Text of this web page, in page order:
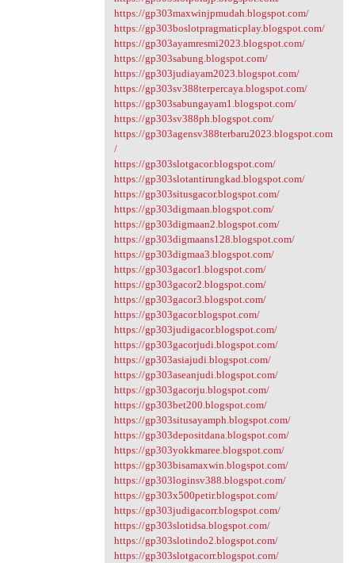
https://gp303maxwinjpmudah.blogspot.com/
https://gp303boslotpragmaticplay.blogspot.com/
https://gp303ayamresmi2023.blogspot.com/
https://gp303sabung.blogspot.com/
https://gp303judiayam2023.blogspot.com/
https://gp303sv388terpercaya.blogspot.com/
https://gp303sabungayam1.blogspot.com/
https://gp303sv388ph.blogspot.com/
https://gp303agensv388terbaru2023.blogspot.com
/
https://gp303slotgacor.blogspot.com/
https://gp303slotantirungkad.blogspot.com/
https://gp303situsgacor.blogspot.com/
https://gp303digmaan.blogspot.com/
https://gp303digmaan2.blogspot.com/
https://gp303digmaans128.blogspot.com/
https://gp303digmaa3.blogspot.com/
https://gp303gacor1.blogspot.com/
https://gp303gacor2.blogspot.com/
https://gp303gacor3.blogspot.com/
https://gp303gacor.blogspot.com/
https://gp303judigacor.blogspot.com/
https://gp303gacorjudi.blogspot.com/
https://gp303asiajudi.blogspot.com/
https://gp303aseanjudi.blogspot.com/
https://gp303gacorju.blogspot.com/
https://gp303bet200.blogspot.com/
https://gp303situsayamph.blogspot.com/
https://gp303depositdana.blogspot.com/
https://gp303yokkmaree.blogspot.com/
https://gp303bisamaxwin.blogspot.com/
https://gp303loginsv388.blogspot.com/
https://gp303x500petir.blogspot.com/
https://gp303judigacorr.blogspot.com/
https://gp303slotidsa.blogspot.com/
https://gp303slotindo2.blogspot.com/
https://gp303slotgacorr.blogspot.com/